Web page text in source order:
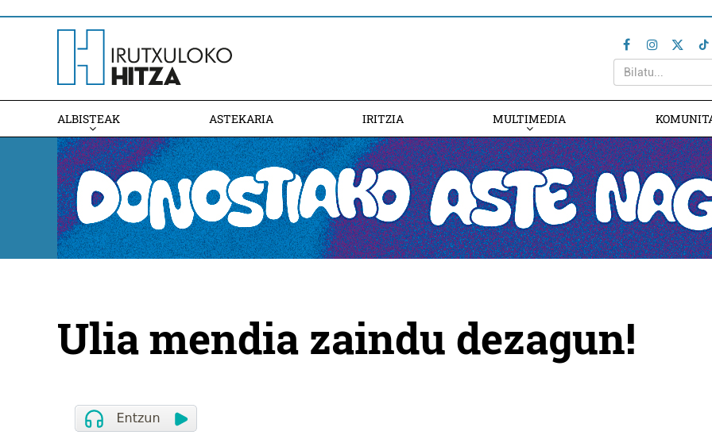
ALBISTEAK ASTEKARIA IRITZIA MULTIMEDIA
Ulia mendia zaindu dezagun!